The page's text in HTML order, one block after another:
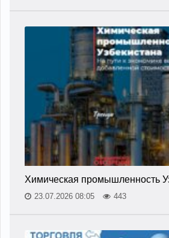
Химическая промышленность
23.07.2026 08:05 443